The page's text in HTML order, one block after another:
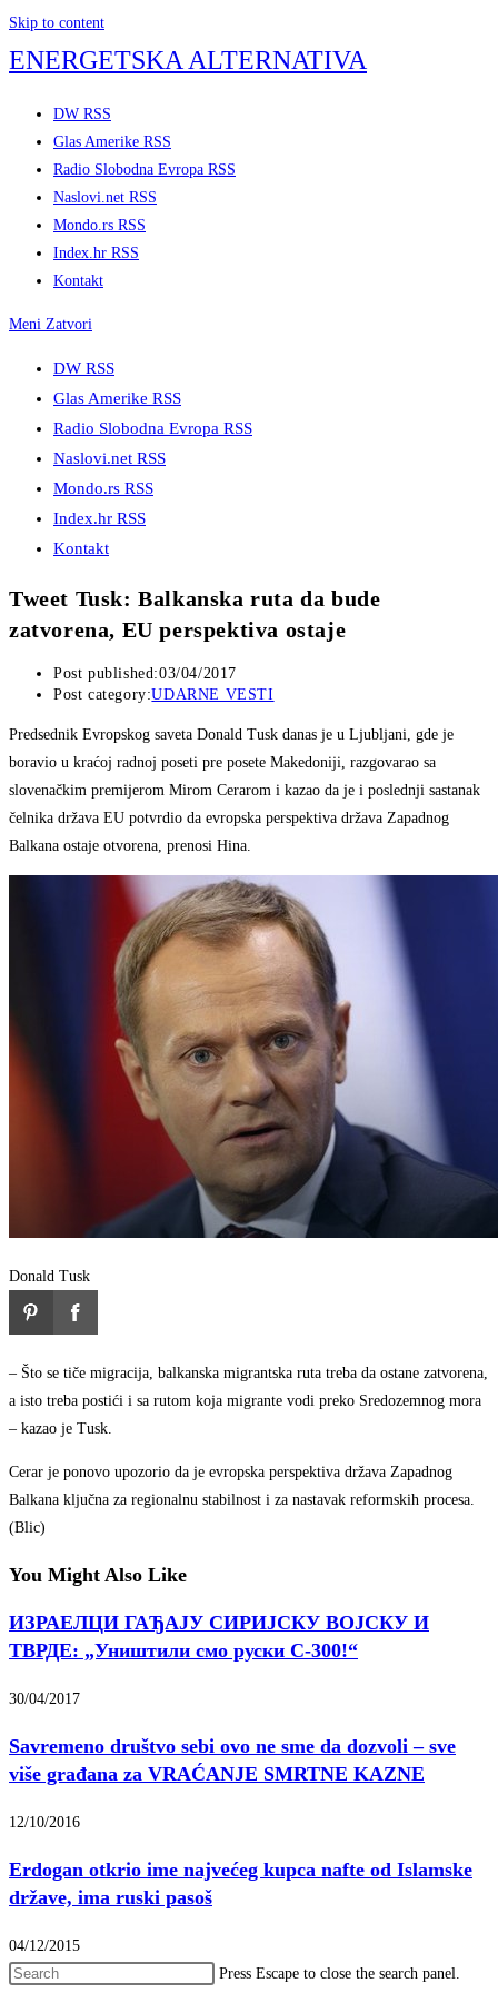
Skip to content
ENERGETSKA ALTERNATIVA
DW RSS
Glas Amerike RSS
Radio Slobodna Evropa RSS
Naslovi.net RSS
Mondo.rs RSS
Index.hr RSS
Kontakt
Meni Zatvori
DW RSS
Glas Amerike RSS
Radio Slobodna Evropa RSS
Naslovi.net RSS
Mondo.rs RSS
Index.hr RSS
Kontakt
Tweet Tusk: Balkanska ruta da bude
zatvorena, EU perspektiva ostaje
Post published:03/04/2017
Post category:UDARNE VESTI
Predsednik Evropskog saveta Donald Tusk danas je u Ljubljani, gde je
boravio u kraćoj radnoj poseti pre posete Makedoniji, razgovarao sa
slovenačkim premijerom Mirom Cerarom i kazao da je i poslednji sastanak
čelnika država EU potvrdio da evropska perspektiva država Zapadnog
Balkana ostaje otvorena, prenosi Hina.
Donald Tusk
– Što se tiče migracija, balkanska migrantska ruta treba da ostane zatvorena,
a isto treba postići i sa rutom koja migrante vodi preko Sredozemnog mora
– kazao je Tusk.
Cerar je ponovo upozorio da je evropska perspektiva država Zapadnog
Balkana ključna za regionalnu stabilnost i za nastavak reformskih procesa.
(Blic)
You Might Also Like
ИЗРАЕЛЦИ ГАЂАЈУ СИРИЈСКУ ВОЈСКУ И
ТВРДЕ: „Уништили смо руски С-300!“
30/04/2017
Savremeno društvo sebi ovo ne sme da dozvoli – sve
više građana za VRAĆANJE SMRTNE KAZNE
12/10/2016
Erdogan otkrio ime najvećeg kupca nafte od Islamske
države, ima ruski pasoš
04/12/2015
Press Escape to close the search panel.